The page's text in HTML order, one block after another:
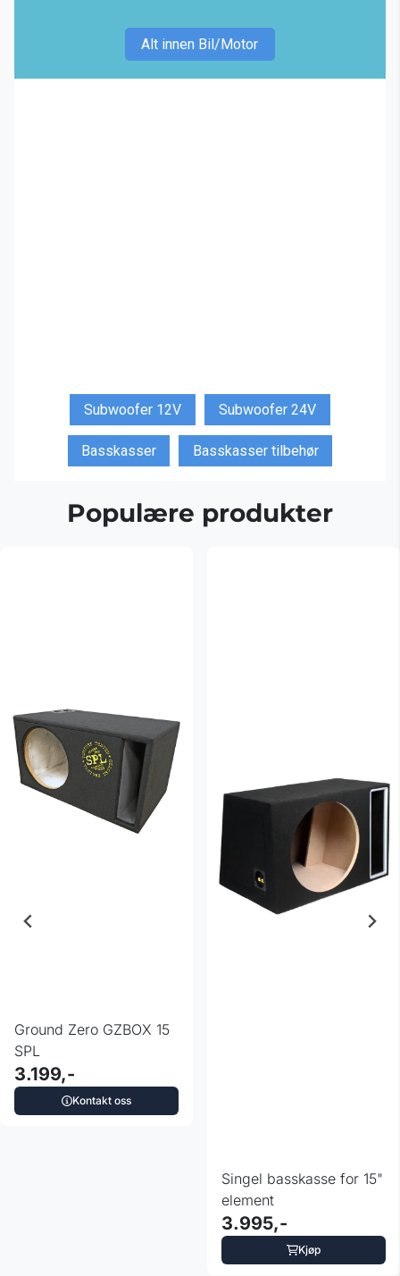
Alt innen Bil/Motor
Subwoofer 12V Subwoofer 24V
Basskasser Basskasser tilbehør
Populære produkter
Ground Zero GZBOX 15
SPL
3.199,-
Kontakt oss
Singel basskasse for 15"
element
3.995,-
Kjøp